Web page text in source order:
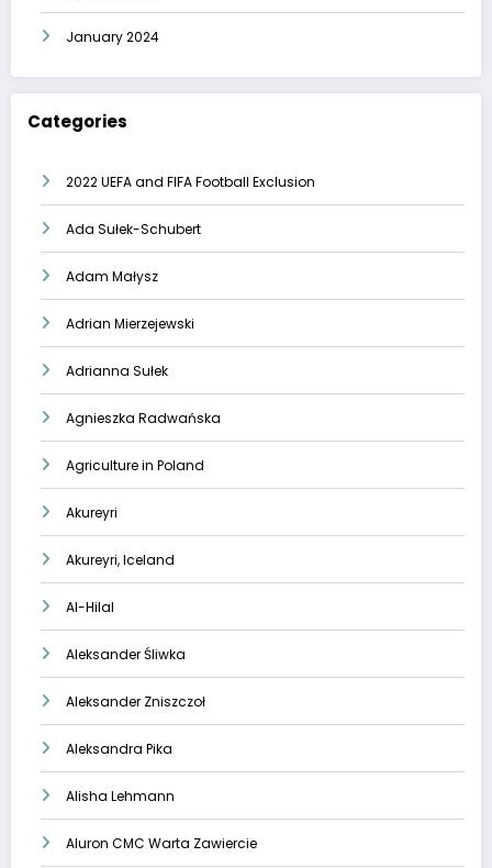
January 2024
Categories
2022 UEFA and FIFA Football Exclusion
Ada Sułek-Schubert
Adam Małysz
Adrian Mierzejewski
Adrianna Sułek
Agnieszka Radwańska
Agriculture in Poland
Akureyri
Akureyri, Iceland
Al-Hilal
Aleksander Śliwka
Aleksander Zniszczoł
Aleksandra Pika
Alisha Lehmann
Aluron CMC Warta Zawiercie